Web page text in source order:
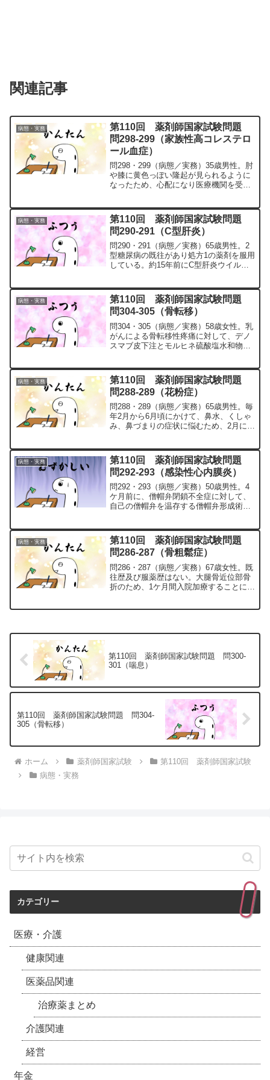
関連記事
病態・実務
第110回 薬剤師国家試験問題
問298-299（家族性高コレステロ
ール血症）
問298・299（病態／実務）35歳男性。肘
や膝に黄色っぽい隆起が見られるように
なったため、心配になり医療機関を受診
下のとおりであった。（身体所見及び検
査値）身長 168...
病態・実務
第110回 薬剤師国家試験問題
問290-291（C型肝炎）
問290・291（病態／実務）65歳男性。2
型糖尿病の既往があり処方1の薬剤を服用
している。約15年前にC型肝炎ウイルス
しなかった。その後、C型慢性肝炎に対
して処方2...
病態・実務
第110回 薬剤師国家試験問題
問304-305（骨転移）
問304・305（病態／実務）58歳女性。乳
がんによる骨転移性疼痛に対して、デノ
スマブ皮下注とモルヒネ硫酸塩水和物徐
量された。FDG-PET（注）を行ったとこ
ろ、腰椎に...
病態・実務
第110回 薬剤師国家試験問題
問288-289（花粉症）
問288・289（病態／実務）65歳男性。毎
年2月から6月頃にかけて、鼻水、くしゃ
み、鼻づまりの症状に悩むため、2月にな
を行い、以下の情報が得られた。・出勤
や訪問などの外...
病態・実務
第110回 薬剤師国家試験問題
問292-293（感染性心内膜炎）
問292・293（病態／実務）50歳男性。4
ケ月前に、僧帽弁閉鎖不全症に対して、
自己の僧帽弁を温存する僧帽弁形成術が
手掌や足底に紅斑が認められ、精査目的
で入院となった...
病態・実務
第110回 薬剤師国家試験問題
問286-287（骨粗鬆症）
問286・287（病態／実務）67歳女性。既
往歴及び服薬歴はない。大腿骨近位部骨
折のため、1ケ月間入院加療することにな
第110回 薬剤師国家試験問題 問300-
301（喘息）
第110回 薬剤師国家試験問題 問304-
305（骨転移）
ホーム 薬剤師国家試験
第110回 薬剤師国家試験
病態・実務
カテゴリー
医療・介護
健康関連
医薬品関連
治療薬まとめ
介護関連
経営
年金